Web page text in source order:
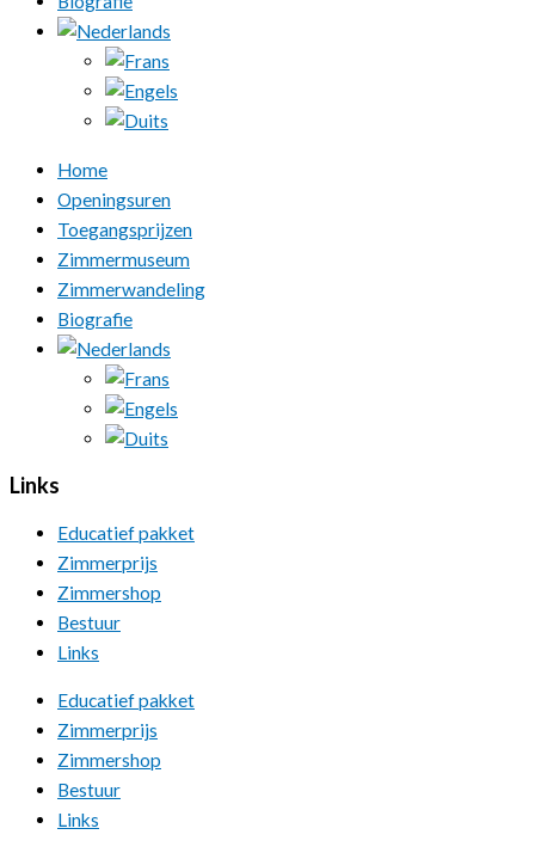
Home
Openingsuren
Toegangsprijzen
Zimmermuseum
Zimmerwandeling
Biografie
Links
Educatief pakket
Zimmerprijs
Zimmershop
Bestuur
Links
Educatief pakket
Zimmerprijs
Zimmershop
Bestuur
Links